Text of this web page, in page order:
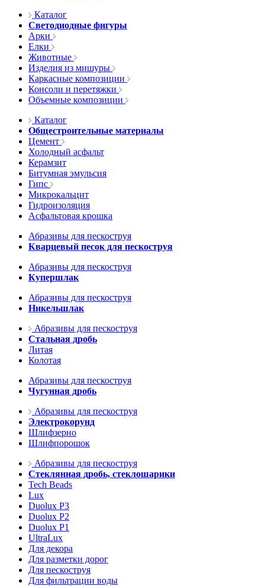
Каталог
Светодиодные фигуры
Арки
Елки
Животные
Изделия из мишуры
Каркасные композиции
Консоли и перетяжки
Объемные композиции
Каталог
Общестроительные материалы
Цемент
Холодный асфальт
Керамзит
Битумная эмульсия
Гипс
Микрокальцит
Гидроизоляция
Асфальтовая крошка
Абразивы для пескоструя
Кварцевый песок для пескоструя
Абразивы для пескоструя
Купершлак
Абразивы для пескоструя
Никельшлак
Абразивы для пескоструя
Стальная дробь
Литая
Колотая
Абразивы для пескоструя
Чугунная дробь
Абразивы для пескоструя
Электрокорунд
Шлифзерно
Шлифпорошок
Абразивы для пескоструя
Стеклянная дробь, стеклошарики
Tech Beads
Lux
Duolux P3
Duolux P2
Duolux P1
UltraLux
Для декора
Для разметки дорог
Для пескоструя
Для фильтрации воды